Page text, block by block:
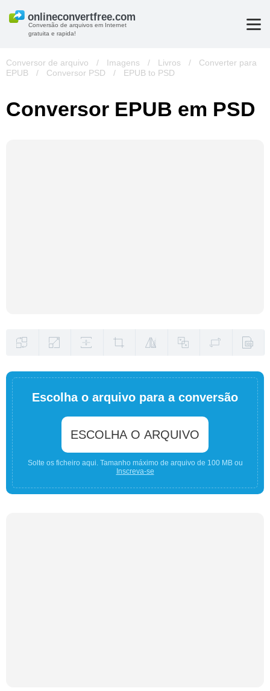
Conversão de arquivos em Internet
gratuita e rapida!
Conversor de arquivo / Imagens / Livros /
Converter para
EPUB
/ Conversor PSD / EPUB to PSD
Conversor EPUB em PSD
Escolha o arquivo para a conversão
ESCOLHA O ARQUIVO
Solte os ficheiro aqui. Tamanho máximo de arquivo de 100 MB ou
Inscreva-se